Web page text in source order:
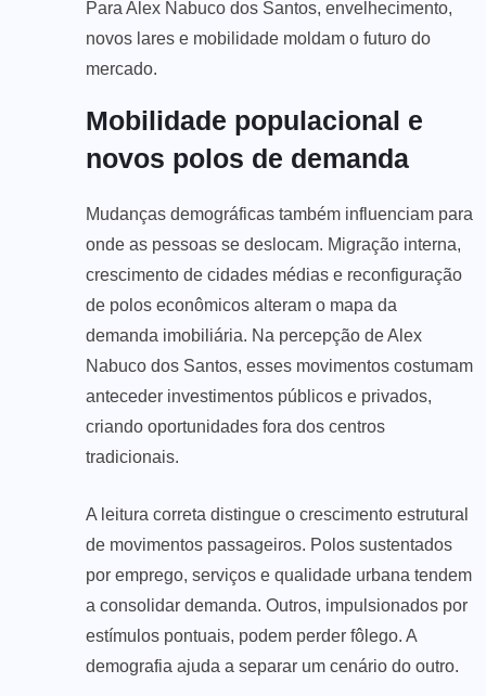
Para Alex Nabuco dos Santos, envelhecimento,
novos lares e mobilidade moldam o futuro do
mercado.
Mobilidade populacional e
novos polos de demanda
Mudanças demográficas também influenciam para
onde as pessoas se deslocam. Migração interna,
crescimento de cidades médias e reconfiguração
de polos econômicos alteram o mapa da
demanda imobiliária. Na percepção de Alex
Nabuco dos Santos, esses movimentos costumam
anteceder investimentos públicos e privados,
criando oportunidades fora dos centros
tradicionais.
A leitura correta distingue o crescimento estrutural
de movimentos passageiros. Polos sustentados
por emprego, serviços e qualidade urbana tendem
a consolidar demanda. Outros, impulsionados por
estímulos pontuais, podem perder fôlego. A
demografia ajuda a separar um cenário do outro.